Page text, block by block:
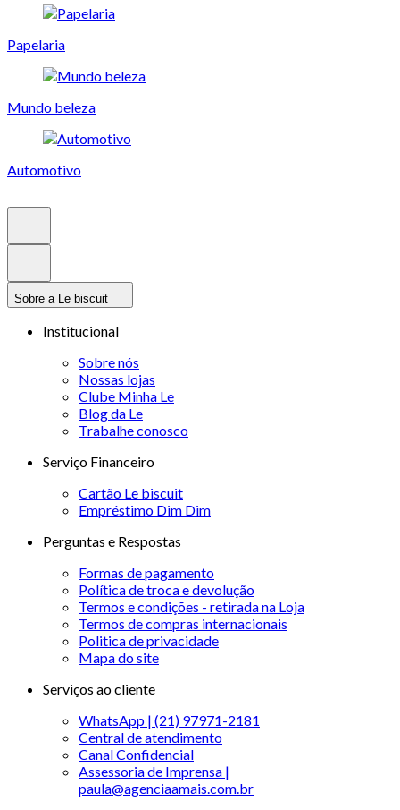
Papelaria
Mundo beleza
Automotivo
Sobre a Le biscuit
Institucional
Sobre nós
Nossas lojas
Clube Minha Le
Blog da Le
Trabalhe conosco
Serviço Financeiro
Cartão Le biscuit
Empréstimo Dim Dim
Perguntas e Respostas
Formas de pagamento
Política de troca e devolução
Termos e condições - retirada na Loja
Termos de compras internacionais
Politica de privacidade
Mapa do site
Serviços ao cliente
WhatsApp | (21) 97971-2181
Central de atendimento
Canal Confidencial
Assessoria de Imprensa |
paula@agenciaamais.com.br